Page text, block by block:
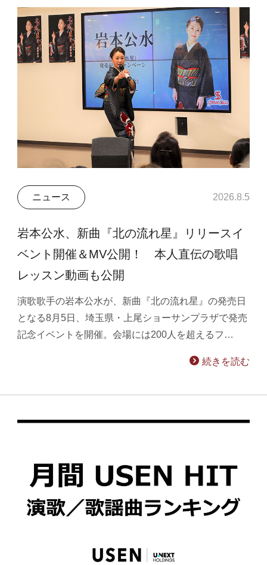
ニュース 2026.8.5
岩本公水、新曲『北の流れ星』リリースイ
ベント開催＆MV公開！ 本人直伝の歌唱
レッスン動画も公開
演歌歌手の岩本公水が、新曲『北の流れ星』の発売日
となる8月5日、埼玉県・上尾ショーサンプラザで発売
記念イベントを開催。会場には200人を超えるフ…
続きを読む